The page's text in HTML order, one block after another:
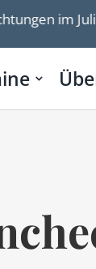
im Juli 2026